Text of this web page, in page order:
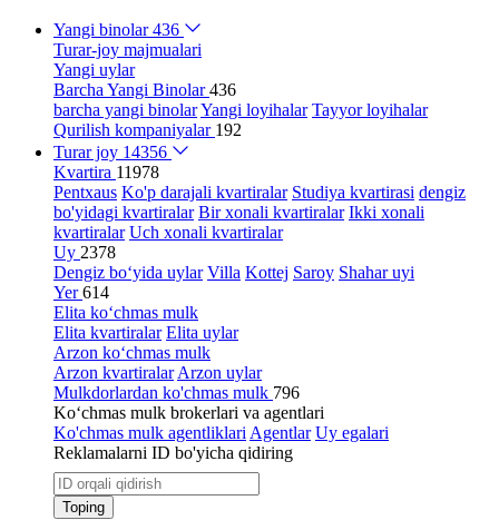
Yangi binolar436
Turar-joy majmualari
Yangi uylar
Barcha Yangi Binolar436
barcha yangi binolarYangi loyihalar Tayyor loyihalar
Qurilish kompaniyalar 192
Turar joy 14356
Kvartira 11978
Pentxaus Ko'p darajali kvartiralar Studiya kvartirasi dengiz
bo'yidagi kvartiralar Bir xonali kvartiralar Ikki xonali
kvartiralar Uch xonali kvartiralar
Uy 2378
Dengiz bo‘yida uylar Villa Kottej Saroy Shahar uyi
Yer614
Elita ko‘chmas mulk
Elita kvartiralar Elita uylar
Arzon ko‘chmas mulk
Arzon kvartiralar Arzon uylar
Mulkdorlardan ko'chmas mulk 796
Ko‘chmas mulk brokerlari va agentlari
Ko'chmas mulk agentliklari Agentlar Uy egalari
Reklamalarni ID bo'yicha qidiring
Toping